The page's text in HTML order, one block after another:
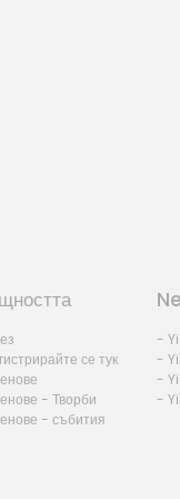
се тук
- Творби
- събития
-
-
-
-